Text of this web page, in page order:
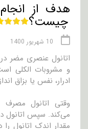
چیست؟
10 شهریور 1400
اتانول عنصری مضر
و مشروبات الکلی
ادرار، نفس یا بزاق
وقتی اتانول
می‌کند. سپس اتانول
مقدار اندک اتانول